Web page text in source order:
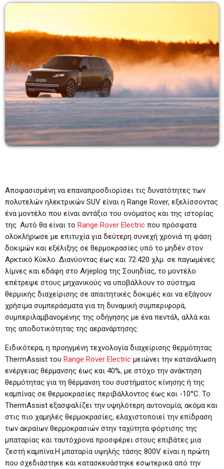
07:00 - 10:00
10:00-11:00
Ανδρέας & Γιώτα
11:00-13:00
11:00 - 13:00
Αποφασισμένη να επαναπροσδιορίσει τις δυνατότητες των
πολυτελών ηλεκτρικών SUV είναι η Range Rover, εξελίσσοντας
ένα μοντέλο που είναι αντάξιο του ονόματος και της ιστορίας
της. Αυτό θα είναι το Range Rover Electric που πρόσφατα
ολοκλήρωσε με επιτυχία για δεύτερη συνεχή χρονιά τη φάση
δοκιμών και εξέλιξης σε θερμοκρασίες υπό το μηδέν στον
Αρκτικό Κύκλο. Διανύοντας έως και 72.420 χλμ. σε παγωμένες
λίμνες και εδάφη στο Arjeplog της Σουηδίας, το μοντέλο
επέτρεψε στους μηχανικούς να υποβάλλουν το σύστημα
θερμικής διαχείρισης σε απαιτητικές δοκιμές και να εξάγουν
χρήσιμα συμπεράσματα για τη δυναμική συμπεριφορά,
συμπεριλαμβανομένης της οδήγησης με ένα πεντάλ, αλλά και
της αποδοτικότητας της αερανάρτησης.
Ειδικότερα, η προηγμένη τεχνολογία διαχείρισης θερμότητας
ThermAssist του Range Rover Electric μειώνει την κατανάλωση
ενέργειας θέρμανσης έως και 40%, με στόχο την ανάκτηση
θερμότητας για τη θέρμανση του συστήματος κίνησης ή της
καμπίνας σε θερμοκρασίες περιβάλλοντος έως και -10°C. Το
ThermAssist εξασφαλίζει την υψηλότερη αυτονομία, ακόμα και
στις πιο χαμηλές θερμοκρασίες, ελαχιστοποιεί την επίδραση
των ακραίων θερμοκρασιών στην ταχύτητα φόρτισης της
μπαταρίας και ταυτόχρονα προσφέρει στους επιβάτες μια
ζεστή καμπίνα.Η μπαταρία υψηλής τάσης 800V είναι η πρώτη
που σχεδιάστηκε και κατασκευάστηκε εσωτερικά από την